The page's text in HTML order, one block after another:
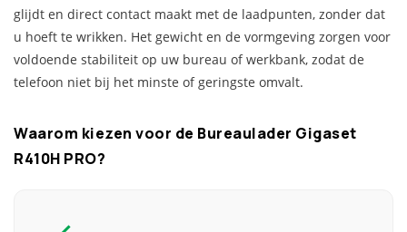
glijdt en direct contact maakt met de laadpunten, zonder dat
u hoeft te wrikken. Het gewicht en de vormgeving zorgen voor
voldoende stabiliteit op uw bureau of werkbank, zodat de
telefoon niet bij het minste of geringste omvalt.
Waarom kiezen voor de Bureaulader Gigaset
R410H PRO?